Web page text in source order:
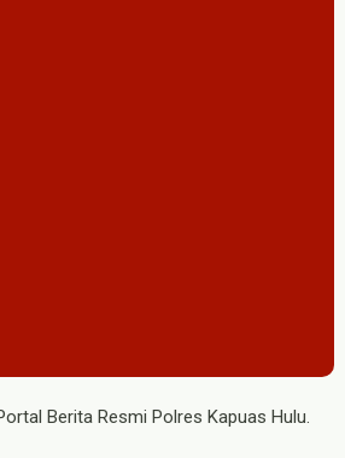
Berita Resmi Polres Kapuas Hulu.